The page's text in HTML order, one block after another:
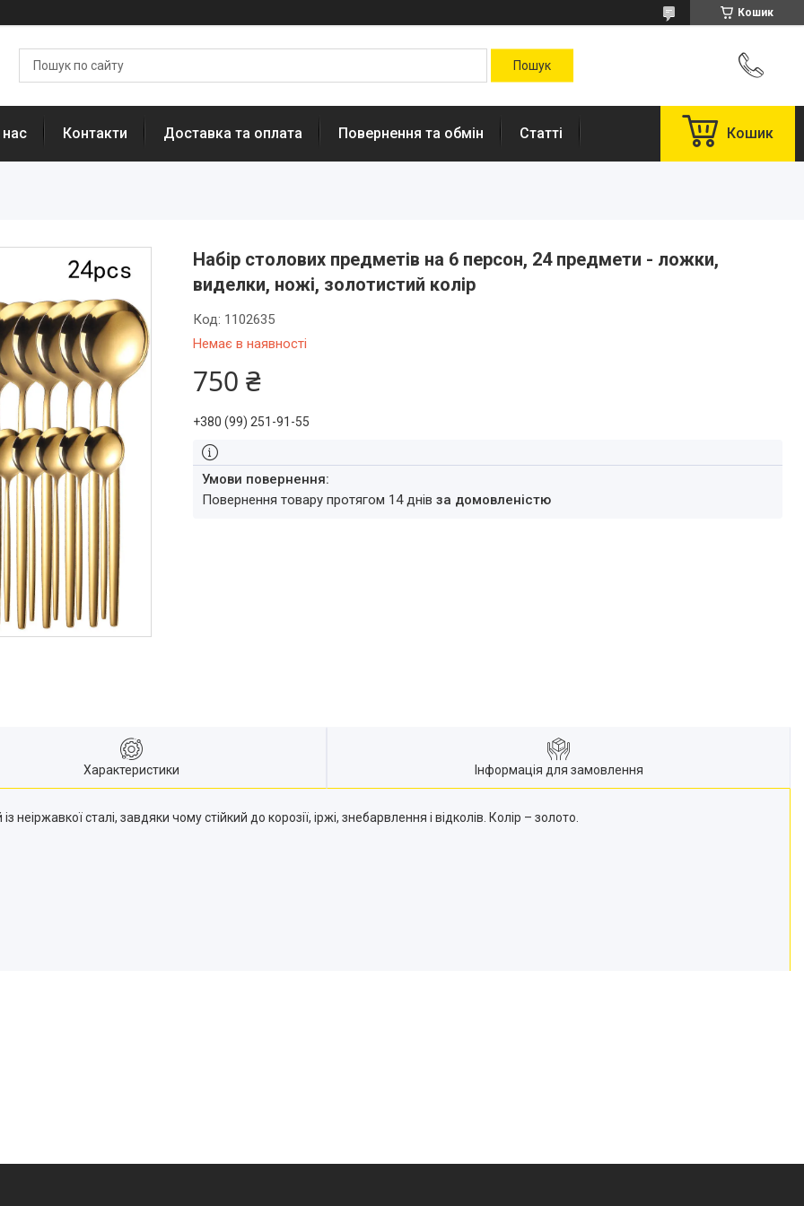
Кошик
Контакти Доставка та оплата Повернення та обмін Статті Кошик
Набір столових предметів на 6 персон, 24 предмети - ложки,
виделки, ножі, золотистий колір
Немає в наявності
Код: 1102635
750 ₴
+380 (99) 251-91-55
повернення товару протягом 14 днів за домовленістю
Характеристики Інформація для замовлення
сталі, завдяки чому стійкий до корозії, іржі, знебарвлення і відколів. Колір – золото.